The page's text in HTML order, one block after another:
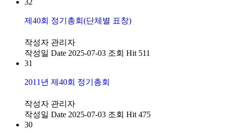
32
제40회 정기총회(단체별 표창)
작성자 관리자
작성일 Date 2025-07-03 조회 Hit 511
31
2011년 제40회 정기총회
작성자 관리자
작성일 Date 2025-07-03 조회 Hit 475
30